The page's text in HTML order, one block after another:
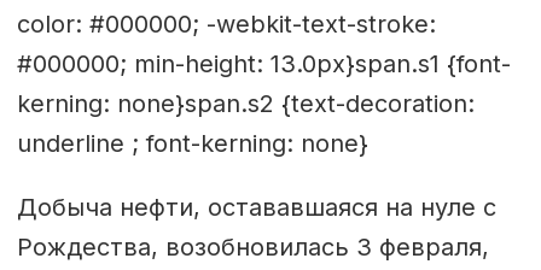
color: #000000; -webkit-text-stroke:
#000000; min-height: 13.0px}span.s1 {font-
kerning: none}span.s2 {text-decoration:
underline ; font-kerning: none}
Добыча нефти, остававшаяся на нуле с
Рождества, возобновилась 3 февраля,